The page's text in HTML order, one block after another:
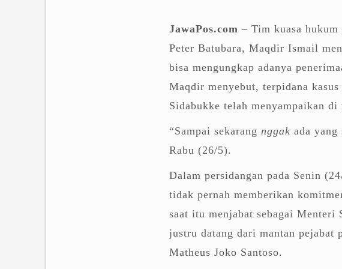
JawaPos.com – Tim kuasa
Peter Batubara, Maqdir Ismail
bisa mengungkap adanya
Maqdir menyebut, terpidana
Sidabukke telah menyampaikan di
“Sampai sekarang nggak ada
Rabu (26/5).
Dalam persidangan pada Senin
tidak pernah memberikan
saat itu menjabat sebagai Menteri
justru datang dari mantan pejabat
Matheus Joko Santoso.